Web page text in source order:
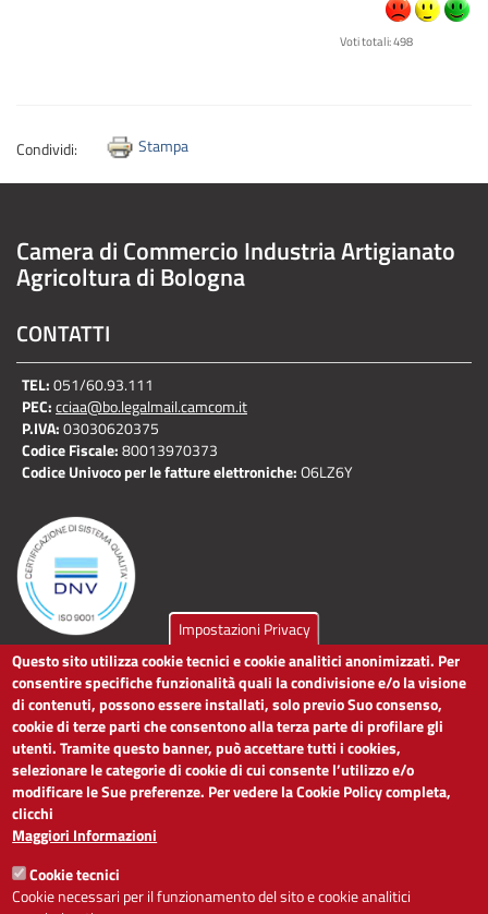
Voti totali: 498
Condividi: Stampa
Camera di Commercio Industria Artigianato
Agricoltura di Bologna
CONTATTI
TEL:051/60.93.111
PEC:cciaa@bo.legalmail.camcom.it
P.IVA:03030620375
Codice Fiscale:80013970373
Codice Univoco per le fatture elettroniche:O6LZ6Y
LINK UTILI
Dichiarazione di accessibilità
Obiettivi di accessibilità
Segnalaci problemi di accessibilità
Note legali
Privacy
Accesso riservato
ACCESSIBILITÀ
Impostazioni Privacy
Questo sito utilizza cookie tecnici e cookie analitici anonimizzati. Per
consentire specifiche funzionalità quali la condivisione e/o la visione
di contenuti, possono essere installati, solo previo Suo consenso,
cookie di terze parti che consentono alla terza parte di profilare gli
utenti. Tramite questo banner, può accettare tutti i cookies,
selezionare le categorie di cookie di cui consente l’utilizzo e/o
modificare le Sue preferenze. Per vedere la Cookie Policy completa,
clicchi
Maggiori Informazioni
Cookie tecnici
Cookie necessari per il funzionamento del sito e cookie analitici